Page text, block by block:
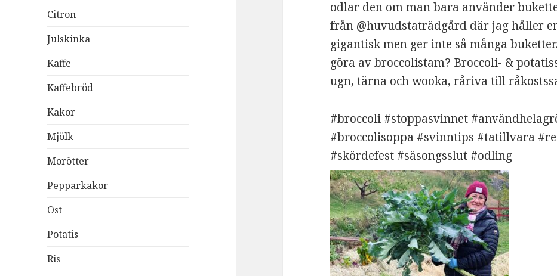
Citron
Julskinka
Kaffe
Kaffebröd
Kakor
Mjölk
Morötter
Pepparkakor
Ost
Potatis
Ris
odlar den om man bara använder
från @huvudstaträdgård där jag håller
gigantisk men ger inte så många
göra av broccolistam? Broccoli- &
ugn, tärna och wooka, råriva till
#broccoli #stoppasvinnet
#broccolisoppa #svinntips #tatillvara
#skördefest #säsongsslut #odling